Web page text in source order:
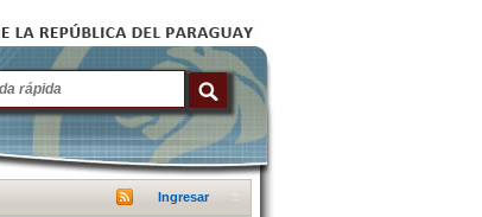
Ingresar